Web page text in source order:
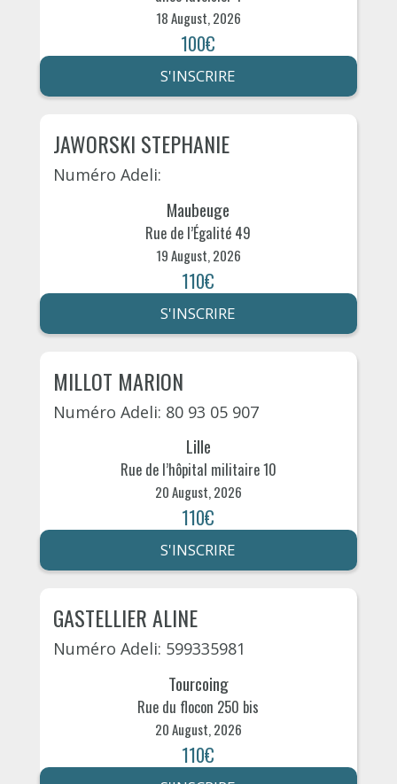
18 August, 2026
100€
S'INSCRIRE
JAWORSKI STEPHANIE
Numéro Adeli:
Maubeuge
Rue de l’Égalité 49
19 August, 2026
110€
S'INSCRIRE
MILLOT MARION
Numéro Adeli: 80 93 05 907
Lille
Rue de l’hôpital militaire 10
20 August, 2026
110€
S'INSCRIRE
GASTELLIER ALINE
Numéro Adeli: 599335981
Tourcoing
Rue du flocon 250 bis
20 August, 2026
110€